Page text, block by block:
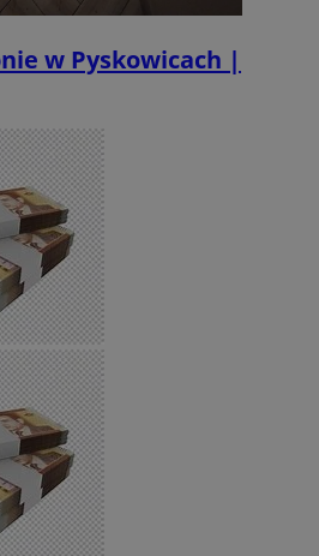
w Pyskowicach |